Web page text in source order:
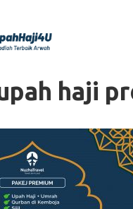
haji